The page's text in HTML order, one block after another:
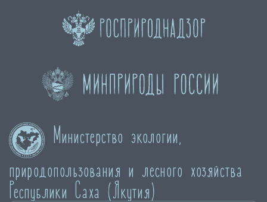
Министерство экологии,
природопользования и лесного хозяйства
Республики Саха (Якутия)